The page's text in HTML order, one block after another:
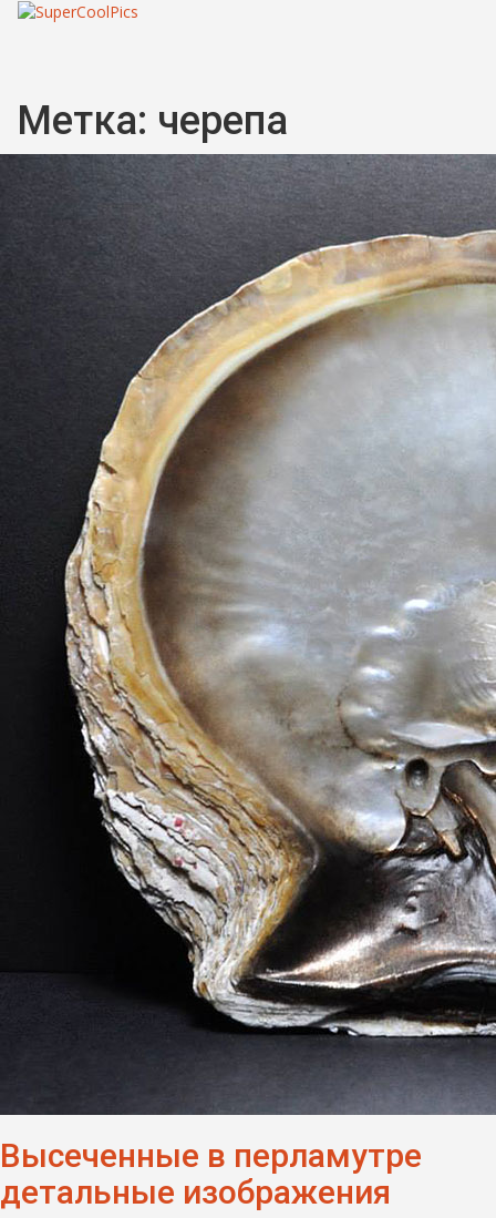
Метка: черепа
Высеченные в перламутре
детальные изображения